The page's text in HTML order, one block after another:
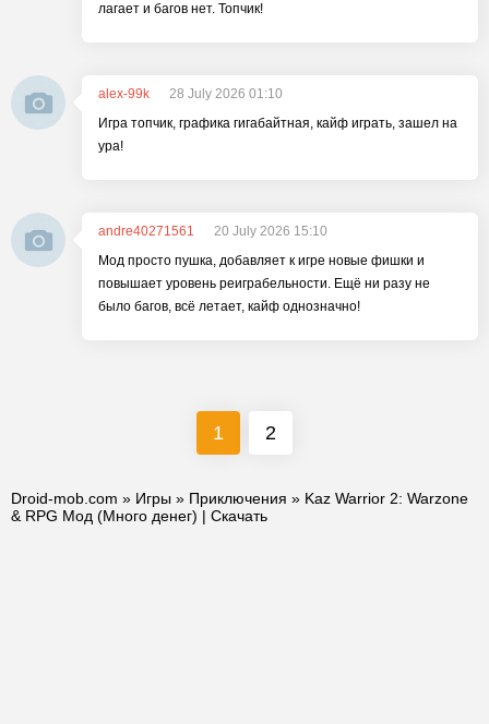
лагает и багов нет. Топчик!
alex-99k
28 July 2026 01:10
Игра топчик, графика гигабайтная, кайф играть, зашел на
ура!
andre40271561
20 July 2026 15:10
Мод просто пушка, добавляет к игре новые фишки и
повышает уровень реиграбельности. Ещё ни разу не
было багов, всё летает, кайф однозначно!
1 2
Droid-mob.com » Игры » Приключения » Kaz Warrior 2: Warzone
& RPG Мод (Много денег) | Скачать